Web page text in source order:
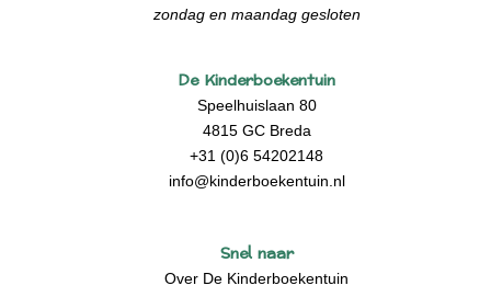
zondag en maandag gesloten
De Kinderboekentuin
Speelhuislaan 80
4815 GC Breda
+31 (0)6 54202148
info@kinderboekentuin.nl
Snel naar
Over De Kinderboekentuin